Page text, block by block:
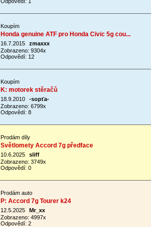
Koupím
Honda genuine ATF pro Honda Civic 5g cou...
16.7.2015
zmaxxx
Zobrazeno: 9304x
Odpovědí: 12
Koupím
K: motorek stěračů
18.9.2010
-sopťa-
Zobrazeno: 6799x
Odpovědí: 8
Prodám díly
Světlomety Accord 7g předface
10.6.2025
sliff
Zobrazeno: 3749x
Odpovědí: 0
Prodám auto
P: Accord 7g Tourer k24
12.5.2025
Mr_xx
Zobrazeno: 4997x
Odpovědí: 2